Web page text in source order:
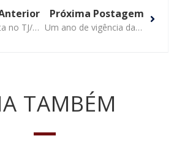
Decisão inédita no TJ/PR: animais podem ser parte em ação judicial
Próxima Postagem
Um ano de vigência da LGPD: O que crianças e adolescentes têm a ver com isso?
TAMBÉM